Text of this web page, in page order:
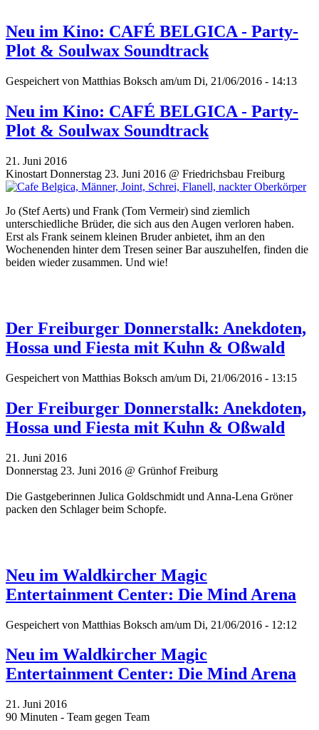
Neu im Kino: CAFÉ BELGICA - Party-
Plot & Soulwax Soundtrack
Gespeichert von Matthias Boksch am/um Di, 21/06/2016 - 14:13
Neu im Kino: CAFÉ BELGICA - Party-
Plot & Soulwax Soundtrack
21. Juni 2016
Kinostart Donnerstag 23. Juni 2016 @ Friedrichsbau Freiburg
Jo (Stef Aerts) und Frank (Tom Vermeir) sind ziemlich
unterschiedliche Brüder, die sich aus den Augen verloren haben.
Erst als Frank seinem kleinen Bruder anbietet, ihm an den
Wochenenden hinter dem Tresen seiner Bar auszuhelfen, finden die
beiden wieder zusammen. Und wie!
Der Freiburger Donnerstalk: Anekdoten,
Hossa und Fiesta mit Kuhn & Oßwald
Gespeichert von Matthias Boksch am/um Di, 21/06/2016 - 13:15
Der Freiburger Donnerstalk: Anekdoten,
Hossa und Fiesta mit Kuhn & Oßwald
21. Juni 2016
Donnerstag 23. Juni 2016 @ Grünhof Freiburg
Die Gastgeberinnen Julica Goldschmidt und Anna-Lena Gröner
packen den Schlager beim Schopfe.
Neu im Waldkircher Magic
Entertainment Center: Die Mind Arena
Gespeichert von Matthias Boksch am/um Di, 21/06/2016 - 12:12
Neu im Waldkircher Magic
Entertainment Center: Die Mind Arena
21. Juni 2016
90 Minuten - Team gegen Team